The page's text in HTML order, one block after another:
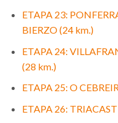
ETAPA 23:
BIERZO (24 km.)
ETAPA 24:
(28 km.)
ETAPA 25: O
ETAPA 26: